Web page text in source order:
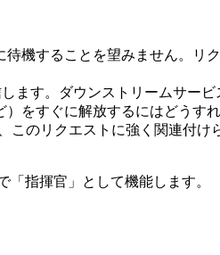
機することを望みません。リ
ます。ダウンストリームサー
をすぐに解放するにはどうす
このリクエストに強く関連付け
指揮官」として機能します。